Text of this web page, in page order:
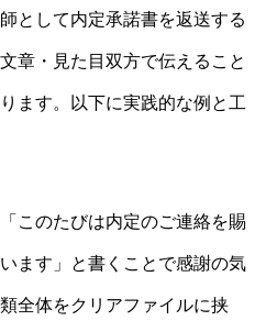
として内定承諾書を返送する
章・見た目双方で伝えること
ます。以下に実践的な例と工
このたびは内定のご連絡を賜
ます」と書くことで感謝の気
全体をクリアファイルに挟